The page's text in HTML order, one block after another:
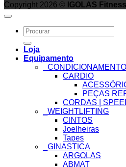
Copyright 2026 © IGOLAS Fitness
Search
for:
Loja
Equipamento
_CONDICIONAMENTO
CARDIO
PEÇAS
CORDAS |
_WEIGHTLIFTING
CINTOS
Joelheiras
Tapes
_GINASTICA
ARGOLAS
ABMAT